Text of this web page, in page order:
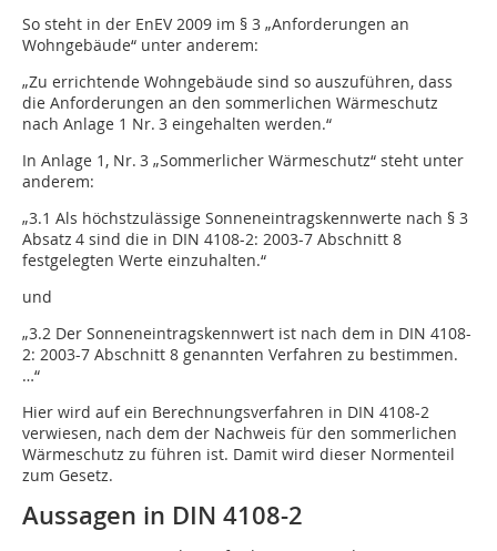
So steht in der EnEV 2009 im § 3 „Anforderungen an
Wohngebäude“ unter anderem:
„Zu errichtende Wohngebäude sind so auszuführen, dass
die Anforderungen an den sommerlichen Wärmeschutz
nach Anlage 1 Nr. 3 eingehalten werden.“
In Anlage 1, Nr. 3 „Sommerlicher Wärmeschutz“ steht unter
anderem:
„3.1 Als höchstzulässige Sonneneintragskennwerte nach § 3
Absatz 4 sind die in DIN 4108-2: 2003-7 Abschnitt 8
festgelegten Werte einzuhalten.“
und
„3.2 Der Sonneneintragskennwert ist nach dem in DIN 4108-
2: 2003-7 Abschnitt 8 genannten Verfahren zu bestimmen.
…“
Hier wird auf ein Berechnungsverfahren in DIN 4108-2
verwiesen, nach dem der Nachweis für den sommerlichen
Wärmeschutz zu führen ist. Damit wird dieser Normenteil
zum Gesetz.
Aussagen in DIN 4108-2